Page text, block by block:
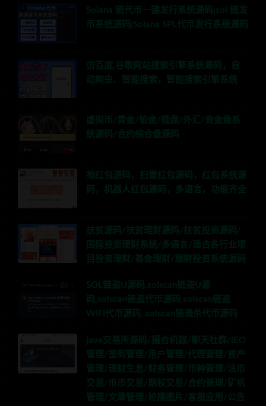
Solana 链代币一键发行系统源码|sol 链发
币系统源码|Solana SPL代币发行系统源码
仿百度,谷歌网站搜索引擎系统源码，自
动爬虫、智能搜索，智能搜索引擎系统
虚拟币/黄金/铂金/微盘/外汇/资金盘系
统源码/合约综合盘源码
抢红包源码，扫雷红包源码，红包系统源
码，机器人红包源码，多语言，功能齐全
扶贫源码/扶贫理财源码/扶贫投资源码/
国际投资理财系统/多语言/适合各行业项
目投资理财/基金理财/理财投资系统源码
SOL链盗U源码,solscan链盗U源
码,solscan链盗代币源码,solscan链盗
WIFI代币源码,,solscan链通杀代币源码
java交易所源码/撮合机器/聊天社群/IEO
管理/签到管理/用户管理/代理管理/资产
管理/理财生息/财务管理/币种管理/法币
交易/币币交易/期权交易/合约管理/矿机
管理/文章管理/轮播图片/客服应用/公告